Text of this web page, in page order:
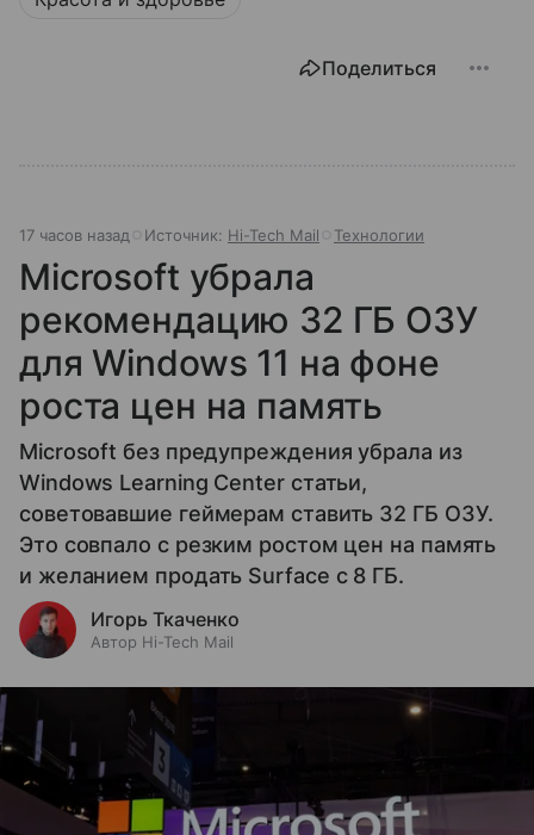
Поделиться
17 часов назад Источник: Hi-Tech Mail Технологии
Microsoft убрала
рекомендацию 32 ГБ ОЗУ
для Windows 11 на фоне
роста цен на память
Microsoft без предупреждения убрала из
Windows Learning Center статьи,
советовавшие геймерам ставить 32 ГБ ОЗУ.
Это совпало с резким ростом цен на память
и желанием продать Surface с 8 ГБ.
Игорь Ткаченко
Автор Hi-Tech Mail